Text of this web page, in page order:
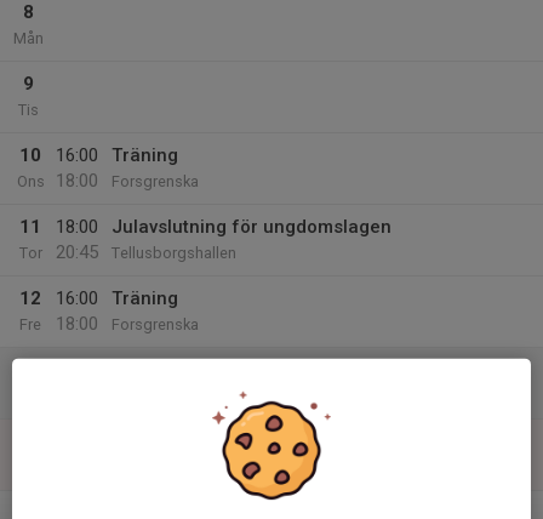
8
Mån
9
Tis
10
Ons
16:00
18:00
Träning
Forsgrenska
11
Tor
18:00
20:45
Julavslutning för ungdomslagen
Tellusborgshallen
12
Fre
16:00
18:00
Träning
Forsgrenska
Level 6, deltävlling 4 (OBS ARRANGÖR)
Södermalm Sätrahallen